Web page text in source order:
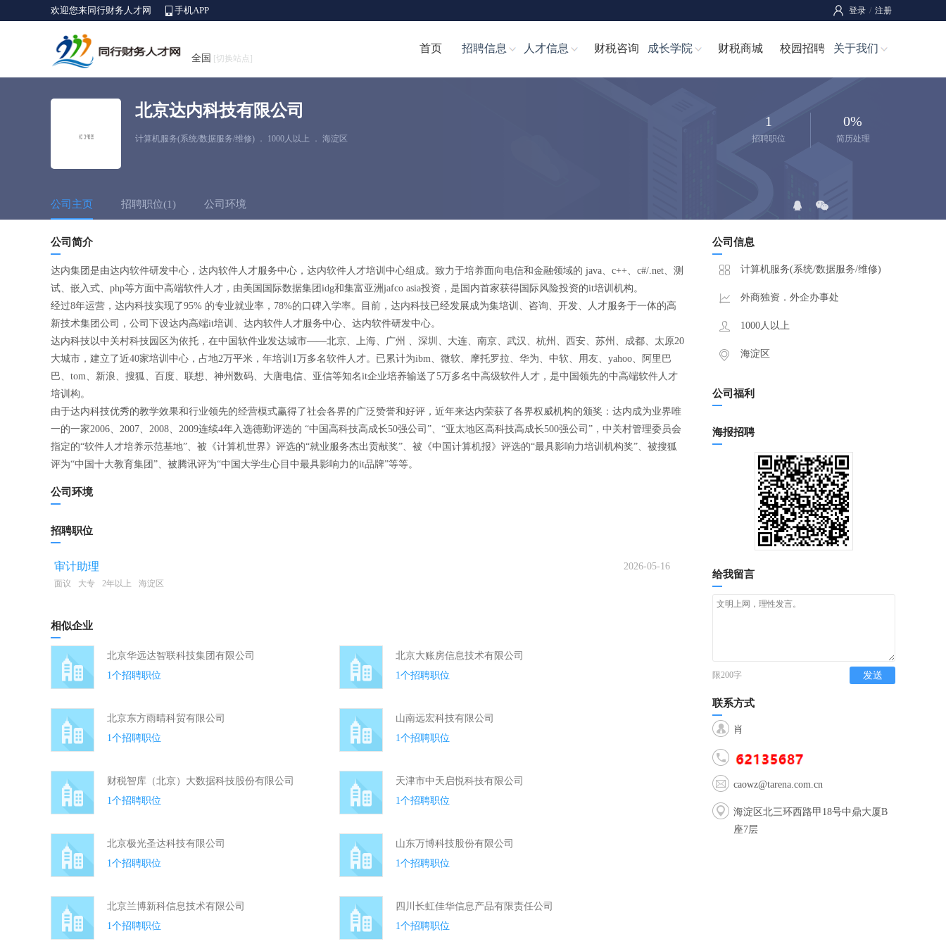
欢迎您来同行财务人才网 手机APP 登录 / 注册
全国 [切换站点]
首页 招聘信息 人才信息 财税咨询 成长学院 财税商城 校园招聘 关于我们
北京达内科技有限公司
计算机服务(系统/数据服务/维修) ． 1000人以上 ． 海淀区
1
招聘职位
0%
简历处理
公司主页 招聘职位(1) 公司环境
公司简介
达内集团是由达内软件研发中心，达内软件人才服务中心，达内软件人才培训中心组成。致力于培养面向电信和金融领域的 java、c++、c#/.net、测
试、嵌入式、php等方面中高端软件人才，由美国国际数据集团idg和集富亚洲jafco asia投资，是国内首家获得国际风险投资的it培训机构。
经过8年运营，达内科技实现了95% 的专业就业率，78%的口碑入学率。目前，达内科技已经发展成为集培训、咨询、开发、人才服务于一体的高
新技术集团公司，公司下设达内高端it培训、达内软件人才服务中心、达内软件研发中心。
达内科技以中关村科技园区为依托，在中国软件业发达城市——北京、上海、广州 、深圳、大连、南京、武汉、杭州、西安、苏州、成都、太原20
大城市，建立了近40家培训中心，占地2万平米，年培训1万多名软件人才。已累计为ibm、微软、摩托罗拉、华为、中软、用友、yahoo、阿里巴
巴、tom、新浪、搜狐、百度、联想、神州数码、大唐电信、亚信等知名it企业培养输送了5万多名中高级软件人才，是中国领先的中高端软件人才
培训构。
由于达内科技优秀的教学效果和行业领先的经营模式赢得了社会各界的广泛赞誉和好评，近年来达内荣获了各界权威机构的颁奖：达内成为业界唯
一的一家2006、2007、2008、2009连续4年入选德勤评选的 “中国高科技高成长50强公司”、“亚太地区高科技高成长500强公司”，中关村管理委员会
指定的“软件人才培养示范基地”、被《计算机世界》评选的“就业服务杰出贡献奖”、被《中国计算机报》评选的“最具影响力培训机构奖”、被搜狐
评为“中国十大教育集团”、被腾讯评为“中国大学生心目中最具影响力的it品牌”等等。
公司环境
招聘职位
审计助理 2026-05-16
面议 大专 2年以上 海淀区
相似企业
北京华远达智联科技集团有限公司
1个招聘职位
北京大账房信息技术有限公司
1个招聘职位
北京东方雨晴科贸有限公司
1个招聘职位
山南远宏科技有限公司
1个招聘职位
财税智库（北京）大数据科技股份有限公司
1个招聘职位
天津市中天启悦科技有限公司
1个招聘职位
北京极光圣达科技有限公司
1个招聘职位
山东万博科技股份有限公司
1个招聘职位
北京兰博新科信息技术有限公司
1个招聘职位
四川长虹佳华信息产品有限责任公司
1个招聘职位
公司信息
计算机服务(系统/数据服务/维修)
外商独资．外企办事处
1000人以上
海淀区
公司福利
海报招聘
给我留言
限200字 发送
联系方式
肖
caowz@tarena.com.cn
海淀区北三环西路甲18号中鼎大厦B
座7层